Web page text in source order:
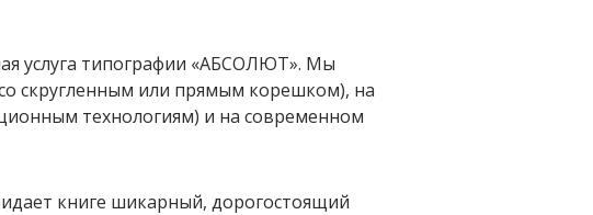
услуга типографии «АБСОЛЮТ». Мы
скругленным или прямым корешком), на
технологиям) и на современном
книге шикарный, дорогостоящий